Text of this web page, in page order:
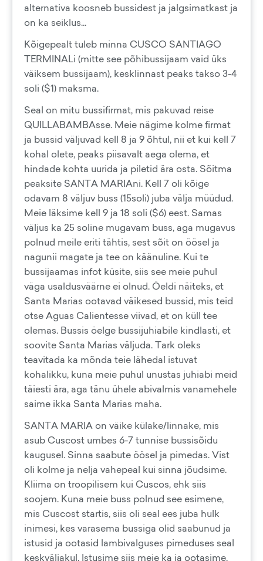
alternativa koosneb bussidest ja jalgsimatkast ja
on ka seiklus...
Kõigepealt tuleb minna CUSCO SANTIAGO
TERMINALi (mitte see põhibussijaam vaid üks
väiksem bussijaam), kesklinnast peaks takso 3-4
soli ($1) maksma.
Seal on mitu bussifirmat, mis pakuvad reise
QUILLABAMBAsse. Meie nägime kolme firmat
ja bussid väljuvad kell 8 ja 9 õhtul, nii et kui kell 7
kohal olete, peaks piisavalt aega olema, et
hindade kohta uurida ja piletid ära osta. Sõitma
peaksite SANTA MARIAni. Kell 7 oli kõige
odavam 8 väljuv buss (15soli) juba välja müüdud.
Meie läksime kell 9 ja 18 soli ($6) eest. Samas
väljus ka 25 soline mugavam buss, aga mugavus
polnud meile eriti tähtis, sest sõit on öösel ja
nagunii magate ja tee on käänuline. Kui te
bussijaamas infot küsite, siis see meie puhul
väga usaldusväärne ei olnud. Öeldi näiteks, et
Santa Marias ootavad väikesed bussid, mis teid
otse Aguas Calientesse viivad, et on küll tee
olemas. Bussis öelge bussijuhiabile kindlasti, et
soovite Santa Marias väljuda. Tark oleks
teavitada ka mõnda teie lähedal istuvat
kohalikku, kuna meie puhul unustas juhiabi meid
täiesti ära, aga tänu ühele abivalmis vanamehele
saime ikka Santa Marias maha.
SANTA MARIA on väike külake/linnake, mis
asub Cuscost umbes 6-7 tunnise bussisõidu
kaugusel. Sinna saabute öösel ja pimedas. Vist
oli kolme ja nelja vahepeal kui sinna jõudsime.
Kliima on troopilisem kui Cuscos, ehk siis
soojem. Kuna meie buss polnud see esimene,
mis Cuscost startis, siis oli seal ees juba hulk
inimesi, kes varasema bussiga olid saabunud ja
istusid ja ootasid lambivalguses pimeduses seal
keskväljakul. Istusime siis meie ka ja ootasime.